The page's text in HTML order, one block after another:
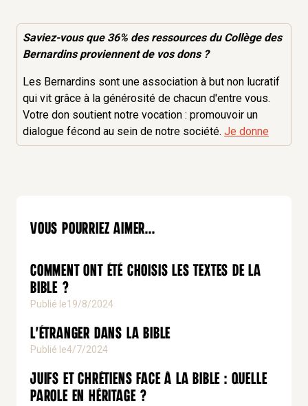
Saviez-vous que 36% desressourcesdu Collège des
Bernardins proviennent de vos dons ?
Les Bernardins sont une association à but non lucratif
qui vit grâce à la générosité de chacun d'entre vous.
Votre don soutient notre vocation : promouvoir un
dialogue fécond au sein de notre société. Je donne
Vous pourriez aimer...
Comment ont été choisis les textes de la
Bible ?
Publié le19/8/2024
L'étranger dans la Bible
Publié le4/7/2024
Juifs et chrétiens face à la Bible : quelle
parole en héritage ?